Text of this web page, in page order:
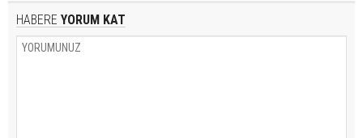
HABERE YORUM KAT